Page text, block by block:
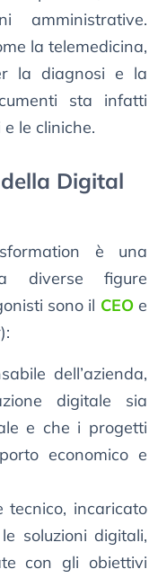
amministrative.
la telemedicina,
la diagnosi e la
sta infatti
le cliniche.
Digital
è una
diverse figure
sono il CEOe
dell’azienda,
digitale sia
e che i progetti
economico e
tecnico, incaricato
soluzioni digitali,
con gli obiettivi